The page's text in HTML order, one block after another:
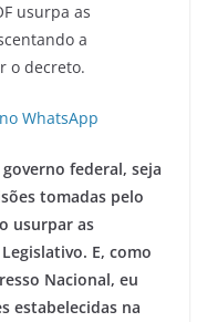
usurpa as
a
o decreto.
no WhatsApp
federal, seja
tomadas pelo
usurpar as
E, como
Nacional, eu
estabelecidas na